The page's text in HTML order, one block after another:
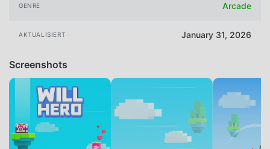
GENRE Arcade
AKTUALISIERT January 31, 2026
Screenshots